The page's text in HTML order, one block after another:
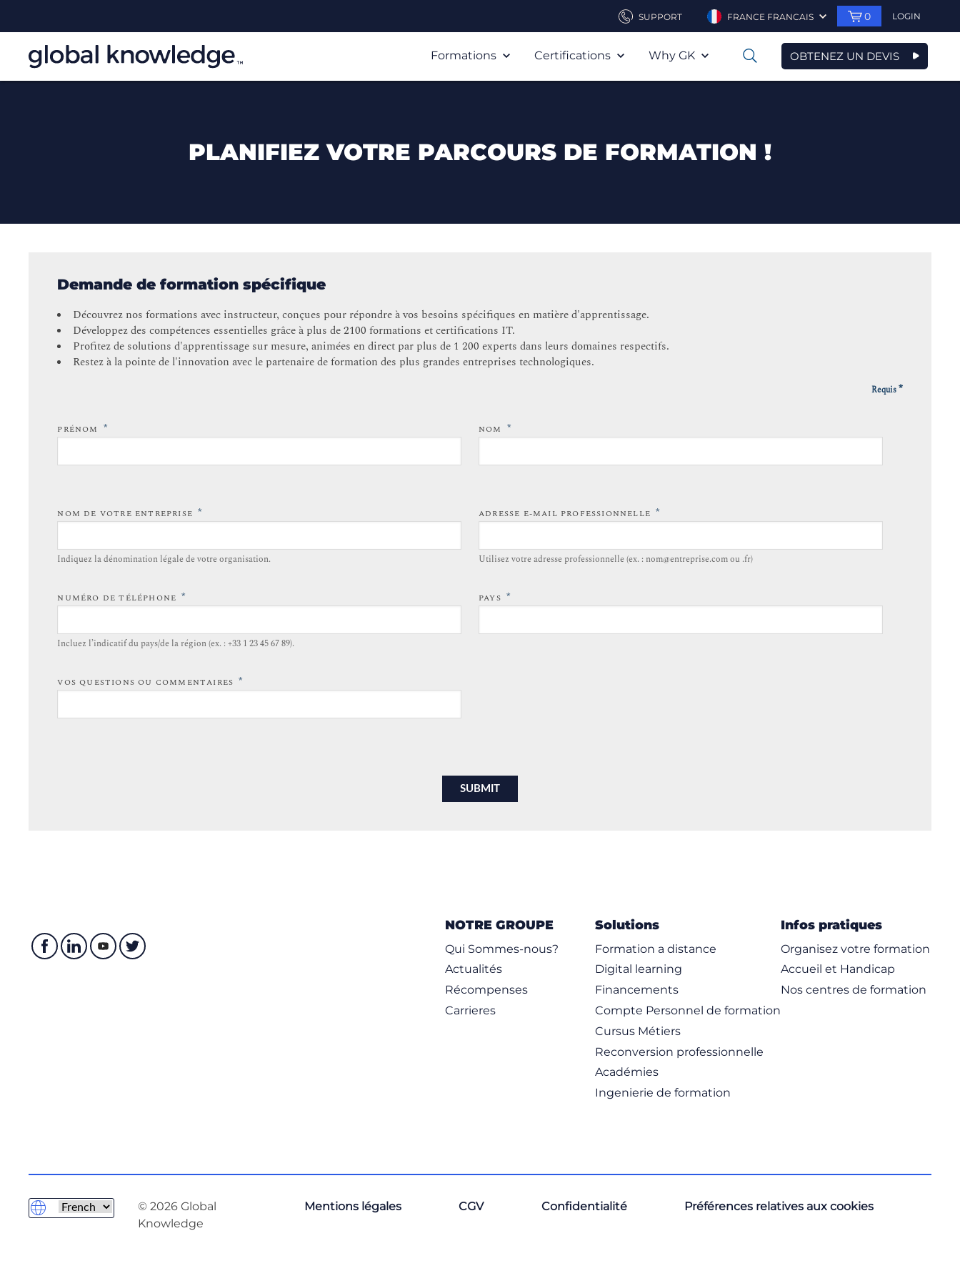
SUPPORT FRANCE FRANCAIS 0 LOGIN
Formations Certifications Why GK 0 OBTENEZ UN DEVIS
PLANIFIEZ VOTRE PARCOURS DE FORMATION !
Demande de formation spécifique
Découvrez nos formations avec instructeur, conçues pour répondre à vos besoins spécifiques en matière d'apprentissage.
Développez des compétences essentielles grâce à plus de 2100 formations et certifications IT.
Profitez de solutions d'apprentissage sur mesure, animées en direct par plus de 1 200 experts dans leurs domaines respectifs.
Restez à la pointe de l'innovation avec le partenaire de formation des plus grandes entreprises technologiques.
Requis*
PRÉNOM * NOM *
NOM DE VOTRE ENTREPRISE *
Indiquez la dénomination légale de votre organisation.
ADRESSE E-MAIL PROFESSIONNELLE *
Utilisez votre adresse professionnelle (ex. : nom@entreprise.com ou .fr)
NUMÉRO DE TÉLÉPHONE *
Incluez l’indicatif du pays/de la région (ex. : +33 1 23 45 67 89).
PAYS *
VOS QUESTIONS OU COMMENTAIRES *
NOTRE GROUPE
Qui Sommes-nous?
Actualités
Récompenses
Carrieres
Solutions
Formation a distance
Digital learning
Financements
Compte Personnel de formation
Cursus Métiers
Reconversion professionnelle
Académies
Ingenierie de formation
Infos pratiques
Organisez votre formation
Accueil et Handicap
Nos centres de formation
© 2026 Global
Knowledge
Mentions légales CGV Confidentialité Préférences relatives aux cookies